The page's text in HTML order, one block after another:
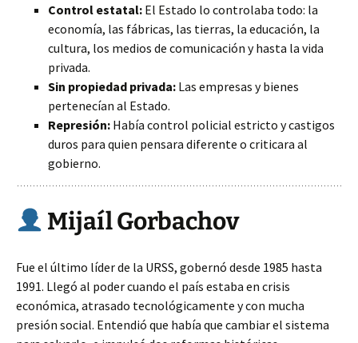
Control estatal: El Estado lo controlaba todo: la
economía, las fábricas, las tierras, la educación, la
cultura, los medios de comunicación y hasta la vida
privada.
Sin propiedad privada: Las empresas y bienes
pertenecían al Estado.
Represión: Había control policial estricto y castigos
duros para quien pensara diferente o criticara al
gobierno.
Mijaíl Gorbachov
Fue el último líder de la URSS, gobernó desde 1985 hasta
1991. Llegó al poder cuando el país estaba en crisis
económica, atrasado tecnológicamente y con mucha
presión social. Entendió que había que cambiar el sistema